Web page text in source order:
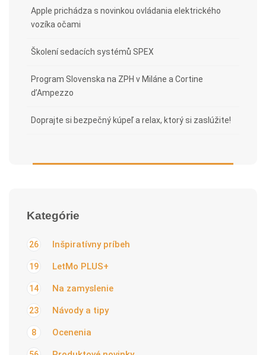
Apple prichádza s novinkou ovládania elektrického
vozíka očami
Školení sedacích systémů SPEX
Program Slovenska na ZPH v Miláne a Cortine
d’Ampezzo
Doprajte si bezpečný kúpeľ a relax, ktorý si zaslúžite!
Kategórie
Inšpiratívny príbeh
26
LetMo PLUS+
19
Na zamyslenie
14
Návody a tipy
23
Ocenenia
8